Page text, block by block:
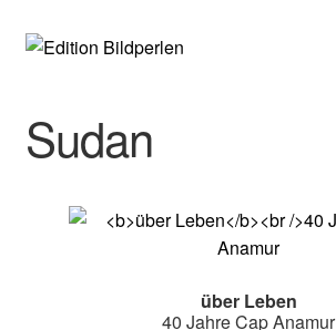
Zur
Zum
Autoren
Sudan
über Leben
40 Jahre Cap Anamur